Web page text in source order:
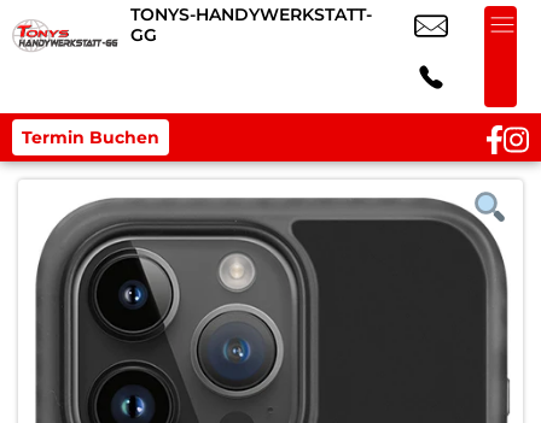
TONYS-HANDYWERKSTATT-
GG
Termin Buchen